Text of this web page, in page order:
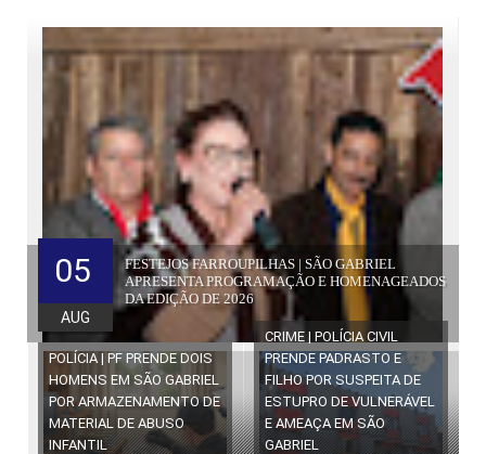
FESTEJOS FARROUPILHAS | SÃO GABRIEL
APRESENTA PROGRAMAÇÃO E HOMENAGEADOS
DA EDIÇÃO DE 2026
05
AUG
POLÍCIA | PF PRENDE DOIS
HOMENS EM SÃO GABRIEL
POR ARMAZENAMENTO DE
MATERIAL DE ABUSO
INFANTIL
CRIME | POLÍCIA CIVIL
PRENDE PADRASTO E
FILHO POR SUSPEITA DE
ESTUPRO DE VULNERÁVEL
E AMEAÇA EM SÃO
GABRIEL